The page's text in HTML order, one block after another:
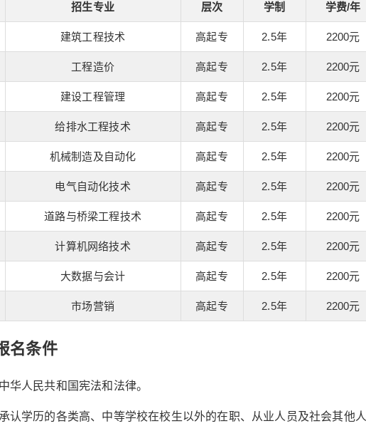
招生专业 层次 学制 学费/年
建筑工程技术 高起专 2.5年 2200元
工程造价 高起专 2.5年 2200元
建设工程管理 高起专 2.5年 2200元
给排水工程技术 高起专 2.5年 2200元
机械制造及自动化 高起专 2.5年 2200元
电气自动化技术 高起专 2.5年 2200元
道路与桥梁工程技术 高起专 2.5年 2200元
计算机网络技术 高起专 2.5年 2200元
大数据与会计 高起专 2.5年 2200元
市场营销 高起专 2.5年 2200元
名条件
华人民共和国宪法和法律。
认学历的各类高、中等学校在校生以外的在职、从业人员及社会其他人